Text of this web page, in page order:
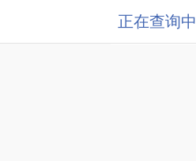
正在查询中